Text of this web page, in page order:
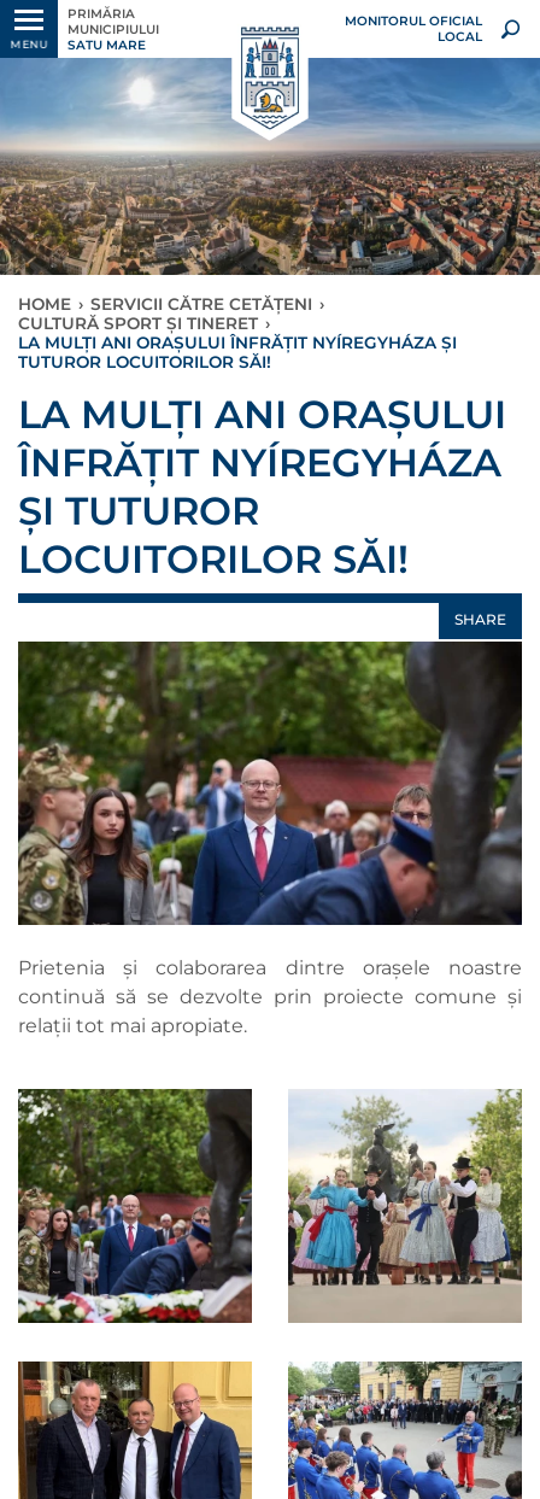
MENU
PRIMĂRIA
MUNICIPIULUI
SATU MARE
MONITORUL OFICIAL
LOCAL
HOME › SERVICII CĂTRE CETĂȚENI ›
CULTURĂ SPORT ȘI TINERET ›
LA MULȚI ANI ORAȘULUI ÎNFRĂȚIT NYÍREGYHÁZA ȘI
TUTUROR LOCUITORILOR SĂI!
LA MULȚI ANI ORAȘULUI
ÎNFRĂȚIT NYÍREGYHÁZA
ȘI TUTUROR
LOCUITORILOR SĂI!
SHARE
Prietenia și colaborarea dintre orașele noastre
continuă să se dezvolte prin proiecte comune și
relații tot mai apropiate.